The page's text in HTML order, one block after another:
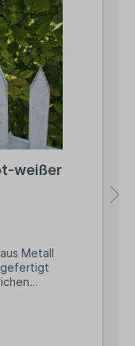
weißer
Metall
gefertigt